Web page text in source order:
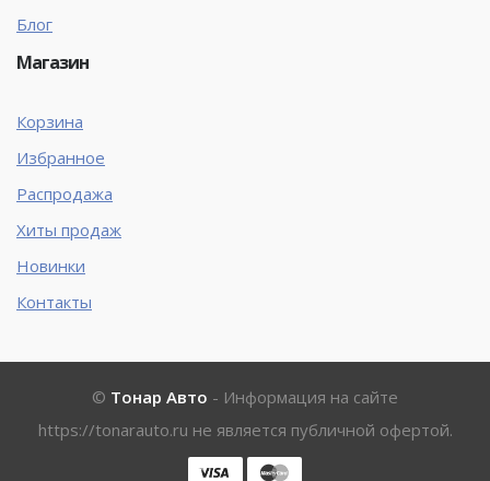
Блог
Магазин
Корзина
Избранное
Распродажа
Хиты продаж
Новинки
Контакты
© Тонар Авто - Информация на сайте
https://tonarauto.ru не является публичной офертой.